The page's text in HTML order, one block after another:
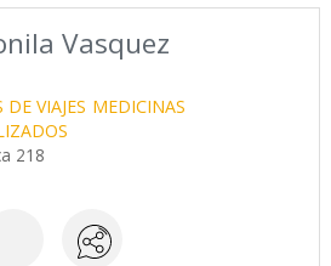
Vasquez
DE VIAJES MEDICINAS
218